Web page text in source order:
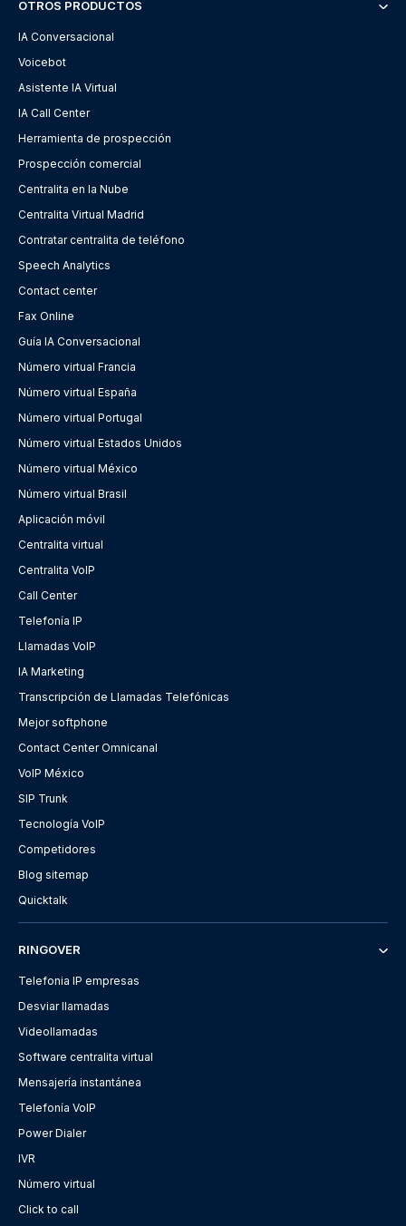
OTROS PRODUCTOS
IA Conversacional
Voicebot
Asistente IA Virtual
IA Call Center
Herramienta de prospección
Prospección comercial
Centralita en la Nube
Centralita Virtual Madrid
Contratar centralita de teléfono
Speech Analytics
Contact center
Fax Online
Guía IA Conversacional
Número virtual Francia
Número virtual España
Número virtual Portugal
Número virtual Estados Unidos
Número virtual México
Número virtual Brasil
Aplicación móvil
Centralita virtual
Centralita VoIP
Call Center
Telefonía IP
Llamadas VoIP
IA Marketing
Transcripción de Llamadas Telefónicas
Mejor softphone
Contact Center Omnicanal
VoIP México
SIP Trunk
Tecnología VoIP
Competidores
Blog sitemap
Quicktalk
RINGOVER
Telefonia IP empresas
Desviar llamadas
Videollamadas
Software centralita virtual
Mensajería instantánea
Telefonía VoIP
Power Dialer
IVR
Número virtual
Click to call